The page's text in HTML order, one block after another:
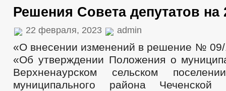
Решения Совета депутатов на
22 февраля, 2023 admin
«О внесении изменений в решение № 09/
«Об утверждении Положения о
Верхненаурском сельском
муниципального района Чеченской